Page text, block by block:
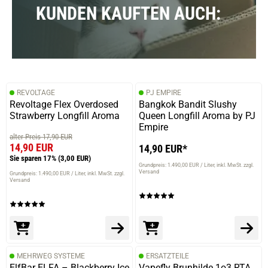
Trustedshops.de
Christian B.
Die Bewertung erfolgte ohne Abgabe eines Kommentars
22.05.2024 — via
Trustedshops.de
Christian B.
Die Bewertung erfolgte ohne Abgabe eines Kommentars
01.05.2024 — via
Trustedshops.de
Stefan A.
KUNDEN KAUFTEN AUCH:
REVOLTAGE
Revoltage Flex Overdosed
Strawberry Longfill Aroma
alter Preis 17,90 EUR
14,90 EUR
Sie sparen 17% (3,00 EUR)
Grundpreis: 1.490,00 EUR / Liter inkl. MwSt. zzgl.
Versand
PJ EMPIRE
Bangkok Bandit Slushy
Queen Longfill Aroma by PJ
Empire
14,90 EUR*
Grundpreis: 1.490,00 EUR / Liter inkl. MwSt. zzgl.
Versand
MEHRWEG SYSTEME ERSATZTEILE